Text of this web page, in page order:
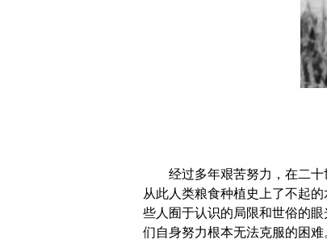
经过多年艰苦努力，在二十世
从此人类粮食种植史上了不起
些人囿于认识的局限和世俗的
们自身努力根本无法克服的困难